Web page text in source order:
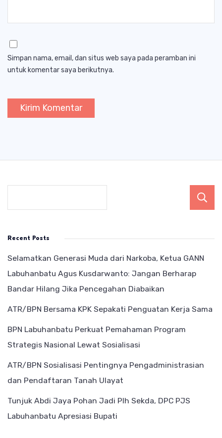
Simpan nama, email, dan situs web saya pada peramban ini
untuk komentar saya berikutnya.
Recent Posts
Selamatkan Generasi Muda dari Narkoba, Ketua GANN
Labuhanbatu Agus Kusdarwanto: Jangan Berharap
Bandar Hilang Jika Pencegahan Diabaikan
ATR/BPN Bersama KPK Sepakati Penguatan Kerja Sama
BPN Labuhanbatu Perkuat Pemahaman Program
Strategis Nasional Lewat Sosialisasi
ATR/BPN Sosialisasi Pentingnya Pengadministrasian
dan Pendaftaran Tanah Ulayat
Tunjuk Abdi Jaya Pohan Jadi Plh Sekda, DPC PJS
Labuhanbatu Apresiasi Bupati